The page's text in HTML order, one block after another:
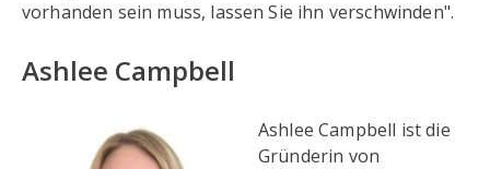
vorhanden sein muss, lassen Sie ihn verschwinden".
Ashlee Campbell
Ashlee Campbell ist die
Gründerin von